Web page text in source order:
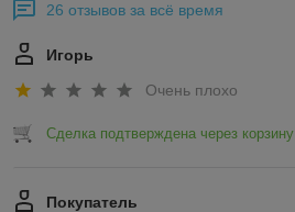
26 отзывов за всё время
Игорь
Очень плохо
Сделка подтверждена через корзину
Покупатель